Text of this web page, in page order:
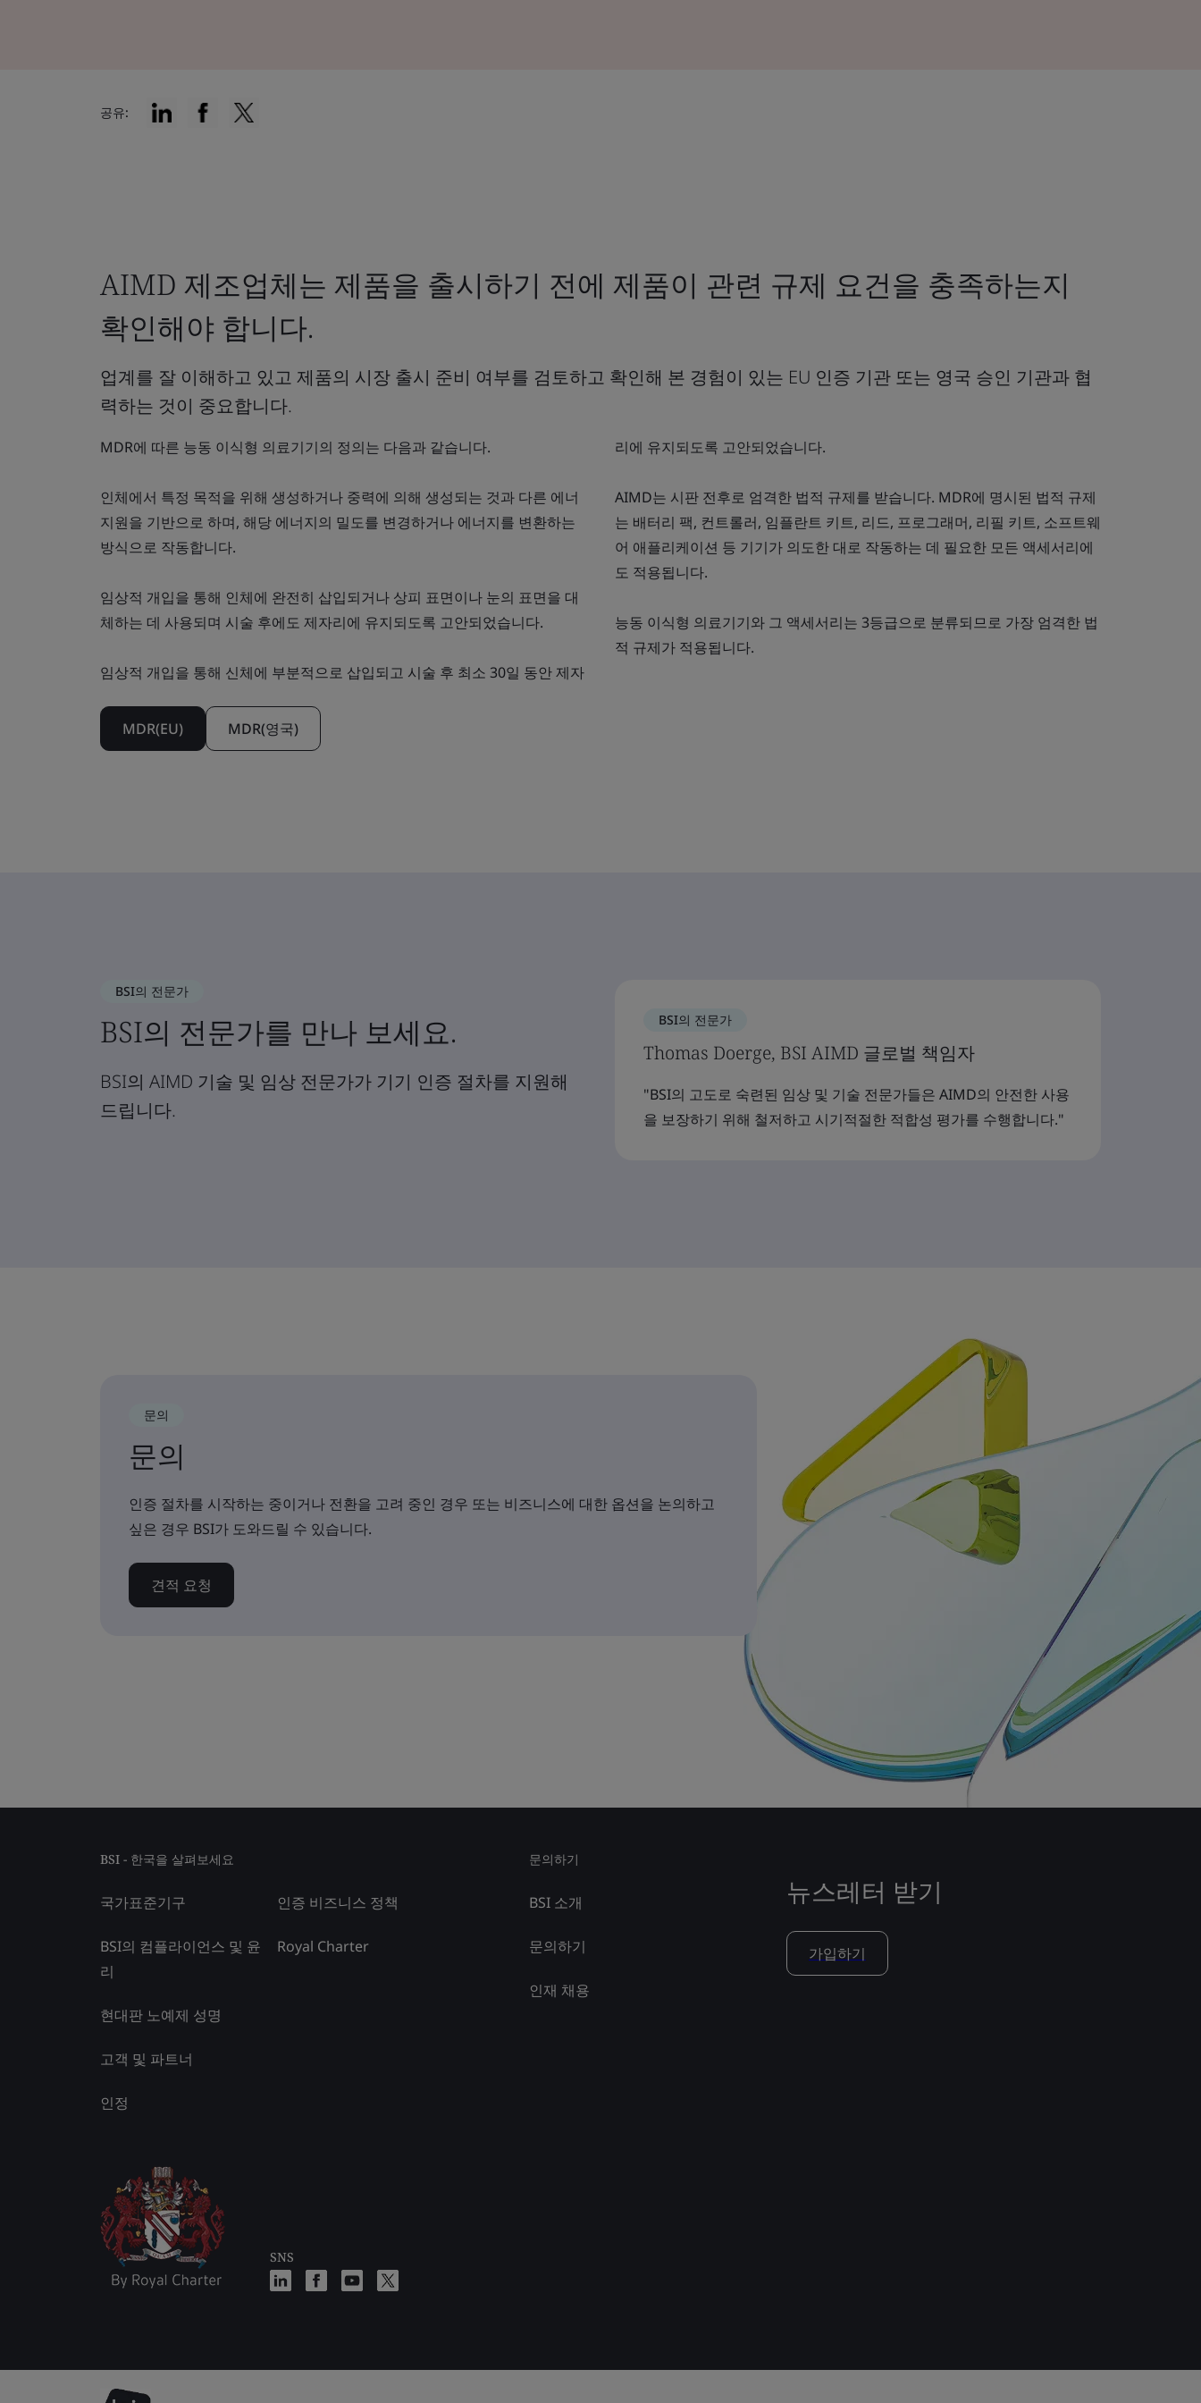
공유:
AIMD 제조업체는 제품을 출시하기 전에 제품이 관련 규제 요건을 충족하는지
확인해야 합니다.
업계를 잘 이해하고 있고 제품의 시장 출시 준비 여부를 검토하고 확인해 본 경험이 있는 EU 인증 기관 또는 영국 승인 기관과 협
력하는 것이 중요합니다.
MDR에 따른 능동 이식형 의료기기의 정의는 다음과 같습니다.
인체에서 특정 목적을 위해 생성하거나 중력에 의해 생성되는 것과 다른 에너
지원을 기반으로 하며, 해당 에너지의 밀도를 변경하거나 에너지를 변환하는
방식으로 작동합니다.
임상적 개입을 통해 인체에 완전히 삽입되거나 상피 표면이나 눈의 표면을 대
체하는 데 사용되며 시술 후에도 제자리에 유지되도록 고안되었습니다.
임상적 개입을 통해 신체에 부분적으로 삽입되고 시술 후 최소 30일 동안 제자
리에 유지되도록 고안되었습니다.
AIMD는 시판 전후로 엄격한 법적 규제를 받습니다. MDR에 명시된 법적 규제
는 배터리 팩, 컨트롤러, 임플란트 키트, 리드, 프로그래머, 리필 키트, 소프트웨
어 애플리케이션 등 기기가 의도한 대로 작동하는 데 필요한 모든 액세서리에
도 적용됩니다.
능동 이식형 의료기기와 그 액세서리는 3등급으로 분류되므로 가장 엄격한 법
적 규제가 적용됩니다.
MDR(EU) MDR(영국)
BSI의 전문가
BSI의 전문가를 만나 보세요.
BSI의 AIMD 기술 및 임상 전문가가 기기 인증 절차를 지원해
드립니다.
BSI의 전문가
Thomas Doerge, BSI AIMD 글로벌 책임자
"BSI의 고도로 숙련된 임상 및 기술 전문가들은 AIMD의 안전한 사용
을 보장하기 위해 철저하고 시기적절한 적합성 평가를 수행합니다."
문의
문의
인증 절차를 시작하는 중이거나 전환을 고려 중인 경우 또는 비즈니스에 대한 옵션을 논의하고
싶은 경우 BSI가 도와드릴 수 있습니다.
견적 요청
BSI - 한국을 살펴보세요
국가표준기구
BSI의 컴플라이언스 및 윤
리
현대판 노예제 성명
고객 및 파트너
인정
인증 비즈니스 정책
Royal Charter
SNS
문의하기
BSI 소개
문의하기
인재 채용
뉴스레터 받기
가입하기